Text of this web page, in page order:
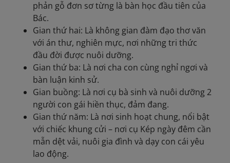
phản gỗ đơn sơ từng là bàn học đầu tiên của
Bác.
Gian thứ hai: Là không gian đàm đạo thơ văn
với án thư, nghiên mực, nơi những tri thức
đầu đời được nuôi dưỡng.
Gian thứ ba: Là nơi cha con cùng nghỉ ngơi và
bàn luận kinh sử.
Gian buồng: Là nơi cụ bà sinh và nuôi dưỡng 2
người con gái hiền thục, đảm đang.
Gian thứ năm: Là nơi sinh hoạt chung, nổi bật
với chiếc khung cửi – nơi cụ Kép ngày đêm cần
mẫn dệt vải, nuôi gia đình và dạy con cái yêu
lao động.